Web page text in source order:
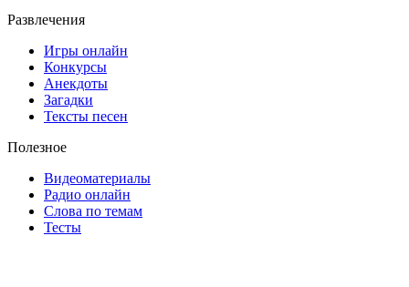
Развлечения
Игры онлайн
Конкурсы
Анекдоты
Загадки
Тексты песен
Полезное
Видеоматериалы
Радио онлайн
Слова по темам
Тесты